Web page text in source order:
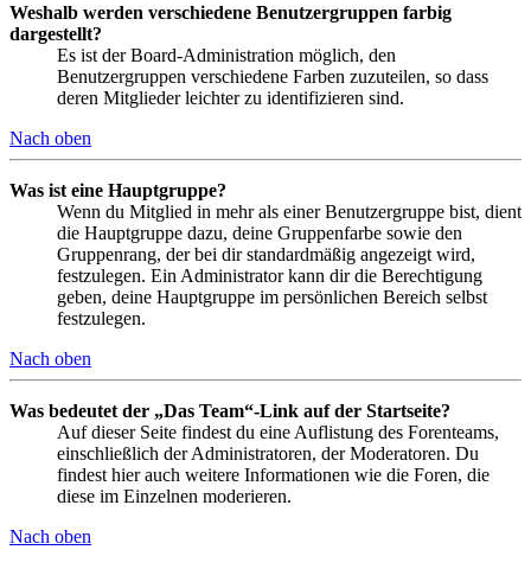
Weshalb werden verschiedene Benutzergruppen farbig
dargestellt?
Es ist der Board-Administration möglich, den
Benutzergruppen verschiedene Farben zuzuteilen, so dass
deren Mitglieder leichter zu identifizieren sind.
Nach oben
Was ist eine Hauptgruppe?
Wenn du Mitglied in mehr als einer Benutzergruppe bist, dient
die Hauptgruppe dazu, deine Gruppenfarbe sowie den
Gruppenrang, der bei dir standardmäßig angezeigt wird,
festzulegen. Ein Administrator kann dir die Berechtigung
geben, deine Hauptgruppe im persönlichen Bereich selbst
festzulegen.
Nach oben
Was bedeutet der „Das Team“-Link auf der Startseite?
Auf dieser Seite findest du eine Auflistung des Forenteams,
einschließlich der Administratoren, der Moderatoren. Du
findest hier auch weitere Informationen wie die Foren, die
diese im Einzelnen moderieren.
Nach oben